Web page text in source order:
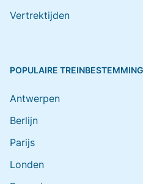
Vertrektijden
POPULAIRE
Antwerpen
Berlijn
Parijs
Londen